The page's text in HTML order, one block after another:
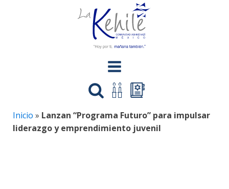
Inicio » Lanzan “Programa Futuro” para impulsar
liderazgo y emprendimiento juvenil